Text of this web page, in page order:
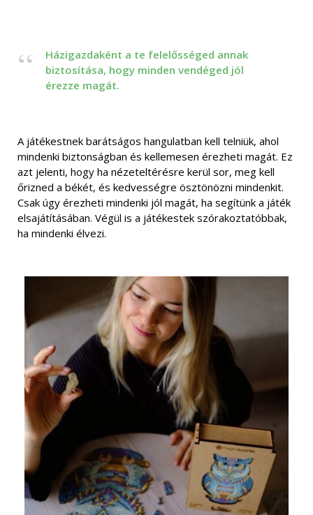
Házigazdaként a te felelősséged annak
biztosítása, hogy minden vendéged jól
érezze magát.
A játékestnek barátságos hangulatban kell telniük, ahol
mindenki biztonságban és kellemesen érezheti magát. Ez
azt jelenti, hogy ha nézeteltérésre kerül sor, meg kell
őrizned a békét, és kedvességre ösztönözni mindenkit.
Csak úgy érezheti mindenki jól magát, ha segítünk a játék
elsajátításában. Végül is a játékestek szórakoztatóbbak,
ha mindenki élvezi.